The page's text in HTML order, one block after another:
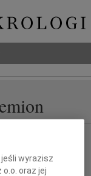
jeśli wyrazisz
oraz jej